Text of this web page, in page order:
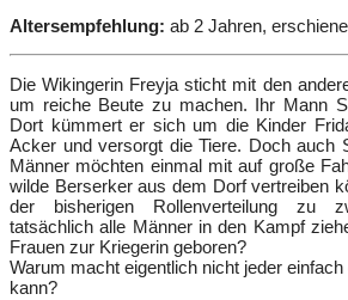
Altersempfehlung: ab 2 Jahren,
Die Wikingerin Freyja sticht mit den
um reiche Beute zu machen. Ihr Mann
Dort kümmert er sich um die Kinder
Acker und versorgt die Tiere. Doch auch
Männer möchten einmal mit auf große
wilde Berserker aus dem Dorf vertreiben
der bisherigen Rollenverteilung zu
tatsächlich alle Männer in den Kampf
Frauen zur Kriegerin geboren?
Warum macht eigentlich nicht jeder
kann?